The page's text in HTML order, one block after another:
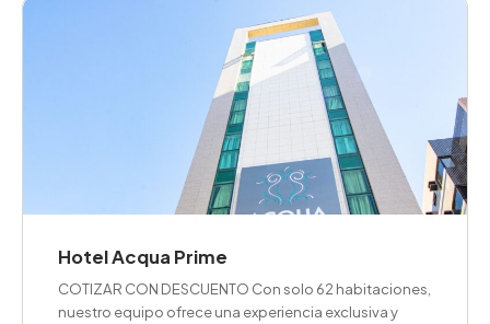
Hotel Acqua Prime
COTIZAR CON DESCUENTO Con solo 62 habitaciones,
nuestro equipo ofrece una experiencia exclusiva y